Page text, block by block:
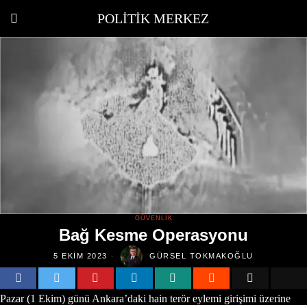
POLITIK MERKEZ
GÜVENLIK
Bağ Kesme Operasyonu
5 EKIM 2023 GÜRSEL TOKMAKOĞLU
Pazar (1 Ekim) günü Ankara’daki hain terör eylemi girişimi üzerine